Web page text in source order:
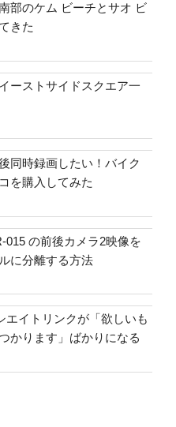
部のケム ビーチとサオ ビ
きた
ーストサイドスクエア一
同時録画したい！バイク
を購入してみた
015 の前後カメラ2映像を
に分離する方法
エイトリンクが「欲しいも
かります」ばかりになる